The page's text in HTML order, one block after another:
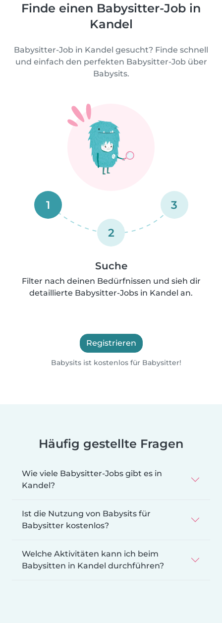
Finde einen Babysitter-Job in
Kandel
Babysitter-Job in Kandel gesucht? Finde schnell
und einfach den perfekten Babysitter-Job über
Babysits.
1
2
3
Suche
Filter nach deinen Bedürfnissen und sieh dir
detaillierte Babysitter-Jobs in Kandel an.
Registrieren
Babysits ist kostenlos für Babysitter!
Häufig gestellte Fragen
Wie viele Babysitter-Jobs gibt es in
Kandel?
Ist die Nutzung von Babysits für
Babysitter kostenlos?
Welche Aktivitäten kann ich beim
Babysitten in Kandel durchführen?